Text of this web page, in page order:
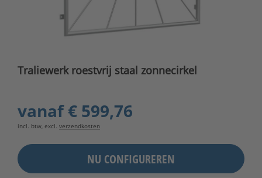
Traliewerk roestvrij staal zonnecirkel
vanaf€ 599,76
incl. btw, excl. verzendkosten
NU CONFIGUREREN